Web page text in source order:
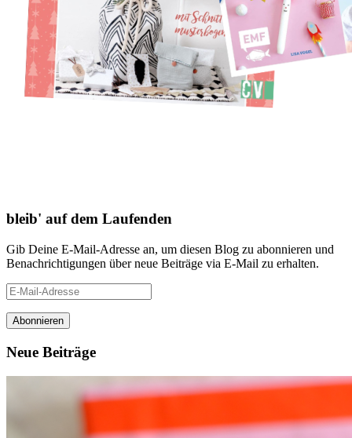
bleib' auf dem Laufenden
Gib Deine E-Mail-Adresse an, um diesen Blog zu abonnieren und
Benachrichtigungen über neue Beiträge via E-Mail zu erhalten.
E-
Mail-
Adresse
Neue Beiträge